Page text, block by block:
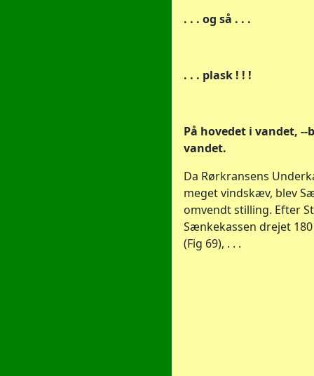
. . . og så . . .
. . . plask ! ! !
På hovedet i vandet,
vandet.
Da Rørkransens
meget vindskæv, blev
omvendt stilling. Efter
Sænkekassen drejet
(Fig 69), . . .